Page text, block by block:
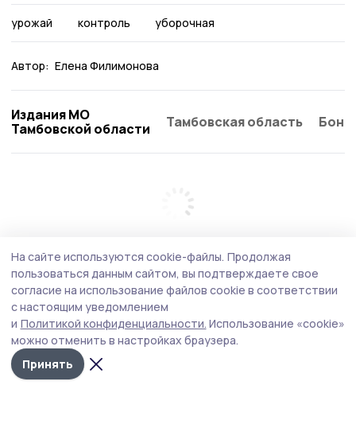
урожай контроль уборочная
Автор: Елена Филимонова
Издания МО
Тамбовской области
Тамбовская область
На сайте используются cookie-файлы. Продолжая
пользоваться данным сайтом, вы подтверждаете свое
согласие на использование файлов cookie в соответствии
с настоящим уведомлением
и Политикой конфиденциальности. Использование «cookie»
можно отменить в настройках браузера.
Принять